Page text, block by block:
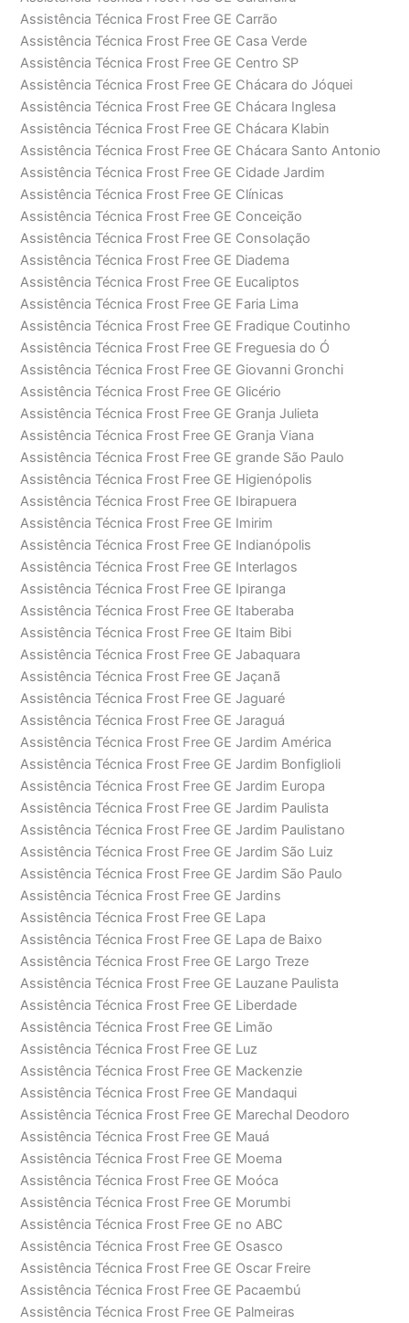
Assistência Técnica Frost Free GE Carrão
Assistência Técnica Frost Free GE Casa Verde
Assistência Técnica Frost Free GE Centro SP
Assistência Técnica Frost Free GE Chácara do Jóquei
Assistência Técnica Frost Free GE Chácara Inglesa
Assistência Técnica Frost Free GE Chácara Klabin
Assistência Técnica Frost Free GE Chácara Santo Antonio
Assistência Técnica Frost Free GE Cidade Jardim
Assistência Técnica Frost Free GE Clínicas
Assistência Técnica Frost Free GE Conceição
Assistência Técnica Frost Free GE Consolação
Assistência Técnica Frost Free GE Diadema
Assistência Técnica Frost Free GE Eucaliptos
Assistência Técnica Frost Free GE Faria Lima
Assistência Técnica Frost Free GE Fradique Coutinho
Assistência Técnica Frost Free GE Freguesia do Ó
Assistência Técnica Frost Free GE Giovanni Gronchi
Assistência Técnica Frost Free GE Glicério
Assistência Técnica Frost Free GE Granja Julieta
Assistência Técnica Frost Free GE Granja Viana
Assistência Técnica Frost Free GE grande São Paulo
Assistência Técnica Frost Free GE Higienópolis
Assistência Técnica Frost Free GE Ibirapuera
Assistência Técnica Frost Free GE Imirim
Assistência Técnica Frost Free GE Indianópolis
Assistência Técnica Frost Free GE Interlagos
Assistência Técnica Frost Free GE Ipiranga
Assistência Técnica Frost Free GE Itaberaba
Assistência Técnica Frost Free GE Itaim Bibi
Assistência Técnica Frost Free GE Jabaquara
Assistência Técnica Frost Free GE Jaçanã
Assistência Técnica Frost Free GE Jaguaré
Assistência Técnica Frost Free GE Jaraguá
Assistência Técnica Frost Free GE Jardim América
Assistência Técnica Frost Free GE Jardim Bonfiglioli
Assistência Técnica Frost Free GE Jardim Europa
Assistência Técnica Frost Free GE Jardim Paulista
Assistência Técnica Frost Free GE Jardim Paulistano
Assistência Técnica Frost Free GE Jardim São Luiz
Assistência Técnica Frost Free GE Jardim São Paulo
Assistência Técnica Frost Free GE Jardins
Assistência Técnica Frost Free GE Lapa
Assistência Técnica Frost Free GE Lapa de Baixo
Assistência Técnica Frost Free GE Largo Treze
Assistência Técnica Frost Free GE Lauzane Paulista
Assistência Técnica Frost Free GE Liberdade
Assistência Técnica Frost Free GE Limão
Assistência Técnica Frost Free GE Luz
Assistência Técnica Frost Free GE Mackenzie
Assistência Técnica Frost Free GE Mandaqui
Assistência Técnica Frost Free GE Marechal Deodoro
Assistência Técnica Frost Free GE Mauá
Assistência Técnica Frost Free GE Moema
Assistência Técnica Frost Free GE Moóca
Assistência Técnica Frost Free GE Morumbi
Assistência Técnica Frost Free GE no ABC
Assistência Técnica Frost Free GE Osasco
Assistência Técnica Frost Free GE Oscar Freire
Assistência Técnica Frost Free GE Pacaembú
Assistência Técnica Frost Free GE Palmeiras